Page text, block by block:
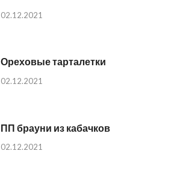
02.12.2021
Ореховые тарталетки
02.12.2021
ПП брауни из кабачков
02.12.2021